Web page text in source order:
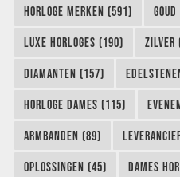
HORLOGE MERKEN (591)
LUXE HORLOGES (190)
DIAMANTEN (157)
HORLOGE DAMES (115)
ARMBANDEN (89)
OPLOSSINGEN (45) DAMES